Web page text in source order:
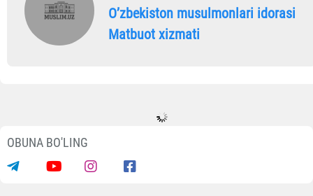
Oʼzbekiston musulmonlari idorasi
Matbuot xizmati
OBUNA BO'LING